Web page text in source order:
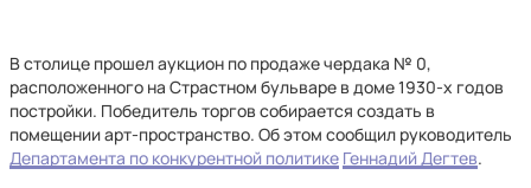
В столице прошел аукцион по продаже чердака № 0,
расположенного на Страстном бульваре в доме 1930-х годов
постройки. Победитель торгов собирается создать в
помещении арт-пространство. Об этом сообщил руководитель
Департамента по конкурентной политике Геннадий Дегтев.